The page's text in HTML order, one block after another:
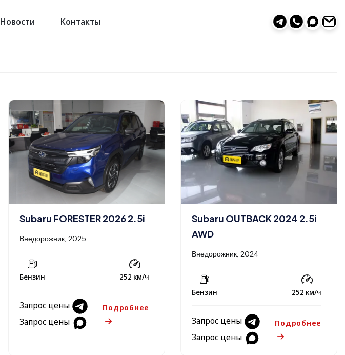
Новости Контакты
Subaru FORESTER 2026 2.5i
Внедорожник, 2025
Бензин 252 км/ч
Запрос цены
Запрос цены
Подробнее
Subaru OUTBACK 2024 2.5i
AWD
Внедорожник, 2024
Бензин 252 км/ч
Запрос цены
Запрос цены
Подробнее